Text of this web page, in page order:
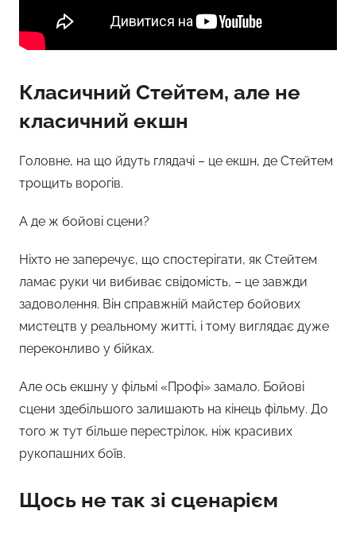
Класичний Стейтем, але не
класичний екшн
Головне, на що йдуть глядачі – це екшн, де Стейтем
трощить ворогів.
А де ж бойові сцени?
Ніхто не заперечує, що спостерігати, як Стейтем
ламає руки чи вибиває свідомість, – це завжди
задоволення. Він справжній майстер бойових
мистецтв у реальному житті, і тому виглядає дуже
переконливо у бійках.
Але ось екшну у фільмі «Профі» замало. Бойові
сцени здебільшого залишають на кінець фільму. До
того ж тут більше перестрілок, ніж красивих
рукопашних боїв.
Щось не так зі сценарієм